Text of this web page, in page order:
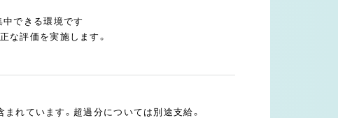
中できる環境です
な評価を実施します。
れています。超過分については別途支給。